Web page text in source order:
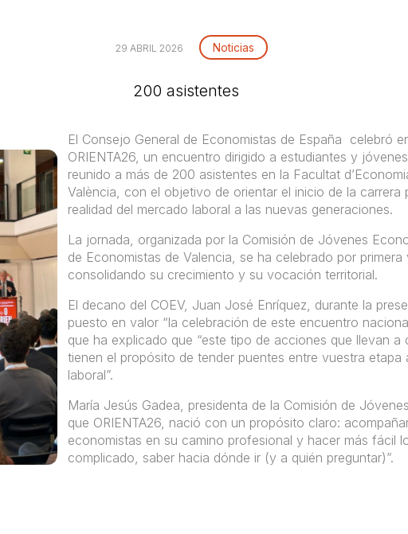
29 ABRIL 2026 Noticias
200 asistentes
El Consejo General de Economistas de España celebró
ORIENTA26, un encuentro dirigido a estudiantes y
reunido a más de 200 asistentes en la Facultat
València, con el objetivo de orientar el inicio de la carrera
realidad del mercado laboral a las nuevas generaciones.
La jornada, organizada por la Comisión de Jóvenes
de Economistas de Valencia, se ha celebrado por
consolidando su crecimiento y su vocación territorial.
El decano del COEV, Juan José Enríquez, durante la
puesto en valor “la celebración de este encuentro
que ha explicado que “este tipo de acciones que llevan a
tienen el propósito de tender puentes entre vuestra etapa
laboral”.
María Jesús Gadea, presidenta de la Comisión de
que ORIENTA26, nació con un propósito claro:
economistas en su camino profesional y hacer más fácil
complicado, saber hacia dónde ir (y a quién preguntar)”.